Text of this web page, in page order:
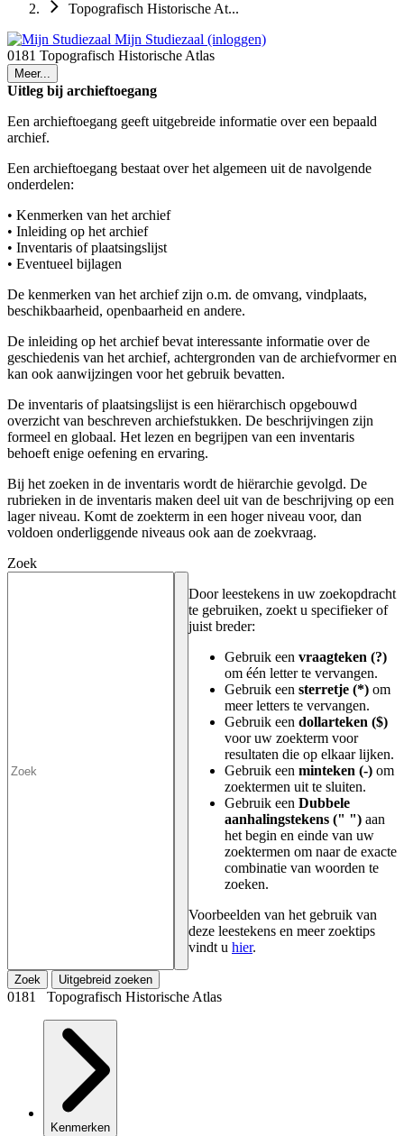
Topografisch Historische At...
Mijn Studiezaal (inloggen)
0181 Topografisch Historische Atlas
Meer...
Uitleg bij archieftoegang
Een archieftoegang geeft uitgebreide informatie over een bepaald
archief.
Een archieftoegang bestaat over het algemeen uit de navolgende
onderdelen:
• Kenmerken van het archief
• Inleiding op het archief
• Inventaris of plaatsingslijst
• Eventueel bijlagen
De kenmerken van het archief zijn o.m. de omvang, vindplaats,
beschikbaarheid, openbaarheid en andere.
De inleiding op het archief bevat interessante informatie over de
geschiedenis van het archief, achtergronden van de archiefvormer en
kan ook aanwijzingen voor het gebruik bevatten.
De inventaris of plaatsingslijst is een hiërarchisch opgebouwd
overzicht van beschreven archiefstukken. De beschrijvingen zijn
formeel en globaal. Het lezen en begrijpen van een inventaris
behoeft enige oefening en ervaring.
Bij het zoeken in de inventaris wordt de hiërarchie gevolgd. De
rubrieken in de inventaris maken deel uit van de beschrijving op een
lager niveau. Komt de zoekterm in een hoger niveau voor, dan
voldoen onderliggende niveaus ook aan de zoekvraag.
Zoek
Door leestekens in uw zoekopdracht
te gebruiken, zoekt u specifieker of
juist breder:
Gebruik een vraagteken (?)
om één letter te vervangen.
Gebruik een sterretje (*) om
meer letters te vervangen.
Gebruik een dollarteken ($)
voor uw zoekterm voor
resultaten die op elkaar lijken.
Gebruik een minteken (-) om
zoektermen uit te sluiten.
Gebruik een Dubbele
aanhalingstekens (" ") aan
het begin en einde van uw
zoektermen om naar de exacte
combinatie van woorden te
zoeken.
Voorbeelden van het gebruik van
deze leestekens en meer zoektips
vindt u hier.
Zoek Uitgebreid zoeken
0181 Topografisch Historische Atlas
Kenmerken